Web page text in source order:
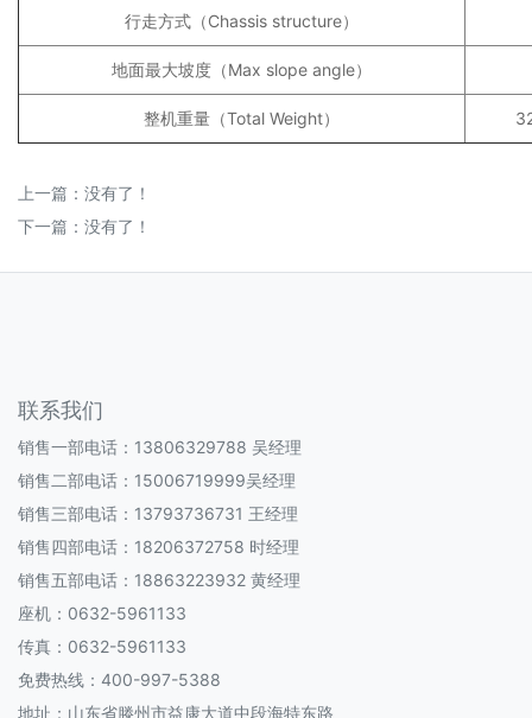
行走方式（Chassis structure）
地面最大坡度（Max slope angle）
整机重量（Total Weight）
上一篇：没有了！
下一篇：没有了！
联系我们
销售一部电话：13806329788 吴经理
销售二部电话：15006719999吴经理
销售三部电话：13793736731 王经理
销售四部电话：18206372758 时经理
销售五部电话：18863223932 黄经理
座机：0632-5961133
传真：0632-5961133
免费热线：400-997-5388
地址：山东省滕州市益康大道中段海特东路